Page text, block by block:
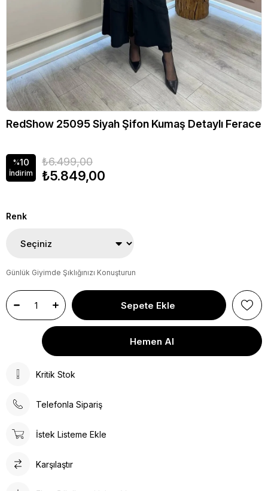
RedShow 25095 Siyah Şifon Kumaş Detaylı Ferace
%10
İndirim
₺6.499,00
₺5.849,00
Renk
Günlük Giyimde Şıklığınızı Konuşturun
Kritik Stok
Telefonla Sipariş
İstek Listeme Ekle
Karşılaştır